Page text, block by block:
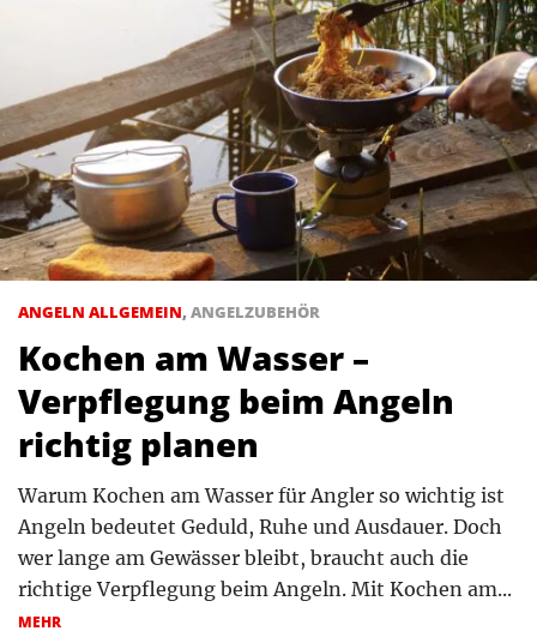
ANGELN ALLGEMEIN, ANGELZUBEHÖR
Kochen am Wasser –
Verpflegung beim Angeln
richtig planen
Warum Kochen am Wasser für Angler so wichtig ist
Angeln bedeutet Geduld, Ruhe und Ausdauer. Doch
wer lange am Gewässer bleibt, braucht auch die
richtige Verpflegung beim Angeln. Mit Kochen am...
MEHR